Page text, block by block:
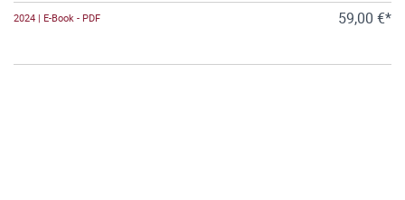
2024 | E-Book - PDF 59,00 €*